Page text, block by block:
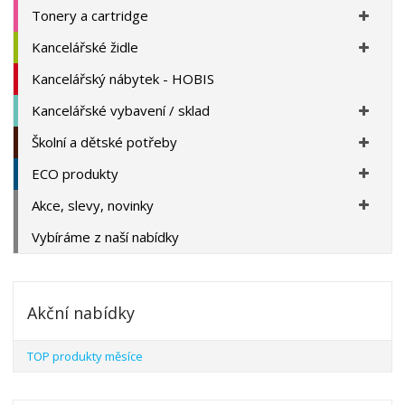
Tonery a cartridge
Kancelářské židle
Kancelářský nábytek - HOBIS
Kancelářské vybavení / sklad
Školní a dětské potřeby
ECO produkty
Akce, slevy, novinky
Vybíráme z naší nabídky
Akční nabídky
TOP produkty měsíce